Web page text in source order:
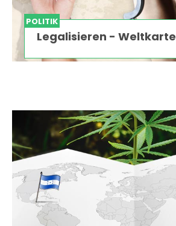
POLITIK
Legalisieren - Weltkarte